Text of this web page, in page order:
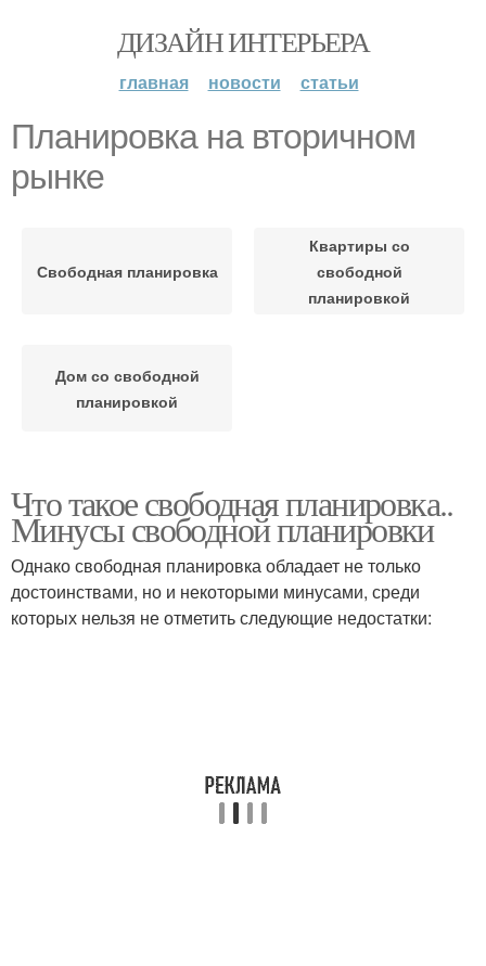
ДИЗАЙН ИНТЕРЬЕРА
главная новости статьи
Планировка на вторичном
рынке
Свободная планировка
Квартиры со
свободной
планировкой
Дом со свободной
планировкой
Что такое свободная планировка..
Минусы свободной планировки
Однако свободная планировка обладает не только
достоинствами, но и некоторыми минусами, среди
которых нельзя не отметить следующие недостатки: